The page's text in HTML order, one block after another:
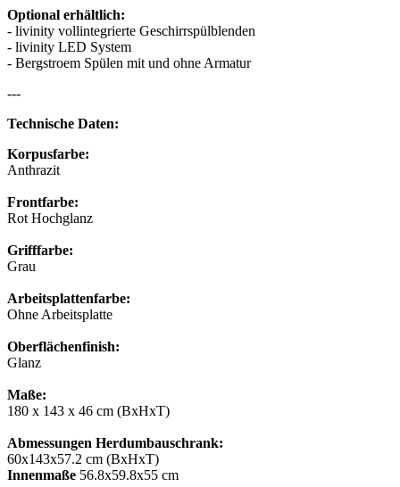
Optional erhältlich:
- livinity vollintegrierte Geschirrspülblenden
- livinity LED System
- Bergstroem Spülen mit und ohne Armatur
---
Technische Daten:
Korpusfarbe:
Anthrazit
Frontfarbe:
Rot Hochglanz
Grifffarbe:
Grau
Arbeitsplattenfarbe:
Ohne Arbeitsplatte
Oberflächenfinish:
Glanz
Maße:
180 x 143 x 46 cm (BxHxT)
Abmessungen Herdumbauschrank:
60x143x57.2 cm (BxHxT)
Innenmaße 56.8x59.8x55 сm